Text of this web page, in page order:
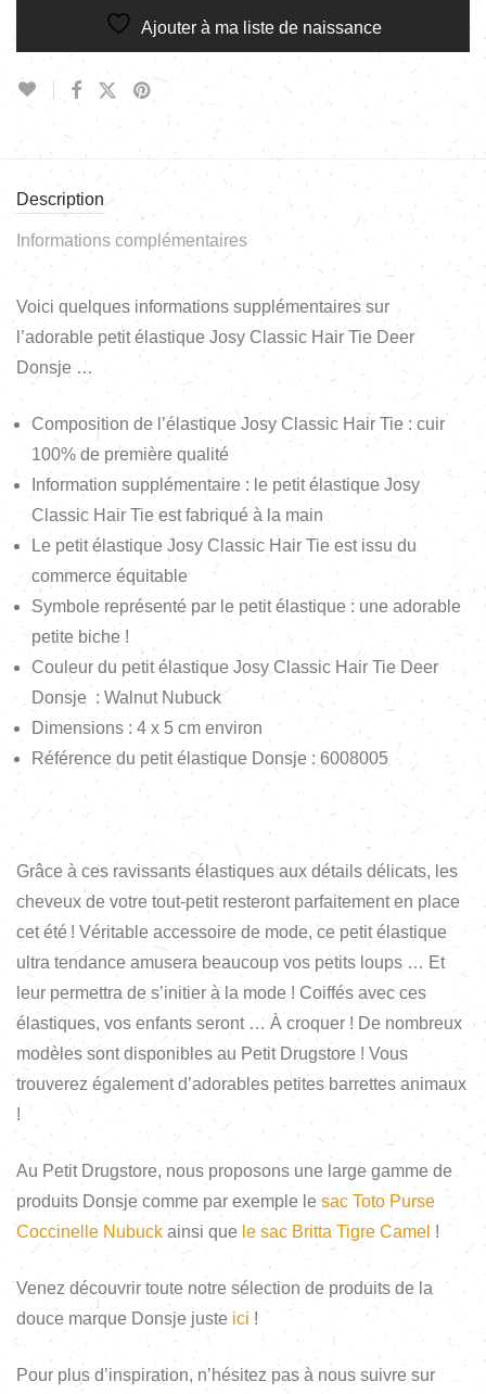
Ajouter à ma liste de naissance
Description
Informations complémentaires
Voici quelques informations supplémentaires sur
l’adorable petit élastique Josy Classic Hair Tie Deer
Donsje …
Composition de l’élastique Josy Classic Hair Tie : cuir
100% de première qualité
Information supplémentaire : le petit élastique Josy
Classic Hair Tie est fabriqué à la main
Le petit élastique Josy Classic Hair Tie est issu du
commerce équitable
Symbole représenté par le petit élastique : une adorable
petite biche !
Couleur du petit élastique Josy Classic Hair Tie Deer
Donsje : Walnut Nubuck
Dimensions : 4 x 5 cm environ
Référence du petit élastique Donsje : 6008005
Grâce à ces ravissants élastiques aux détails délicats, les
cheveux de votre tout-petit resteront parfaitement en place
cet été ! Véritable accessoire de mode, ce petit élastique
ultra tendance amusera beaucoup vos petits loups … Et
leur permettra de s’initier à la mode ! Coiffés avec ces
élastiques, vos enfants seront … À croquer ! De nombreux
modèles sont disponibles au Petit Drugstore ! Vous
trouverez également d’adorables petites barrettes animaux
!
Au Petit Drugstore, nous proposons une large gamme de
produits Donsje comme par exemple le sac Toto Purse
Coccinelle Nubuck ainsi que le sac Britta Tigre Camel !
Venez découvrir toute notre sélection de produits de la
douce marque Donsje juste ici !
Pour plus d’inspiration, n’hésitez pas à nous suivre sur